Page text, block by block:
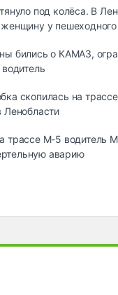
под колёса. В
женщину у
бились о КАМАЗ,
скопилась на
Ленобласти
трассе М-5 водитель
аварию